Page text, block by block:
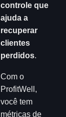
controle que
ajuda a
recuperar
clientes
perdidos.
Com o
ProfitWell,
você tem
métricas de